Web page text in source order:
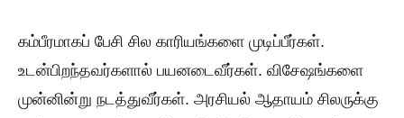
கம்பீரமாகப் பேசி சில காரியங்களை முடிப்பீர்கள்.
உடன்பிறந்தவர்களால் பயனடைவீர்கள். விசேஷங்களை
முன்னின்று நடத்துவீர்கள். அரசியல் ஆதாயம் சிலருக்கு